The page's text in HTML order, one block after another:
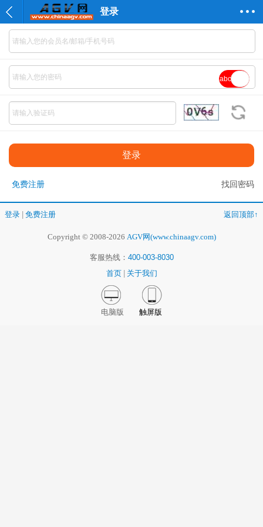
登录
abc
免费注册 找回密码
登录 免费注册 返回顶部↑
Copyright © 2008-2026 AGV网(www.chinaagv.com)
客服热线： 400-003-8030
首页
关于我们
电脑版 触屏版